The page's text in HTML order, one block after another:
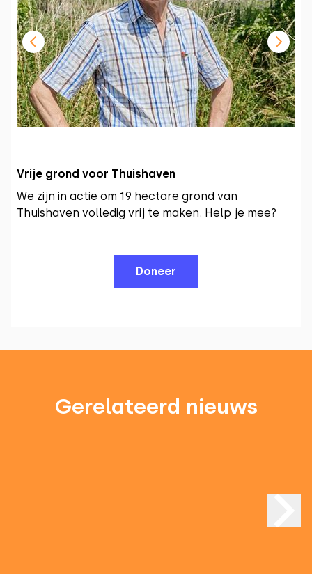
Vrije grond voor Thuishaven
We zijn in actie om 19 hectare grond van
Thuishaven volledig vrij te maken. Help je mee?
Doneer
Gerelateerd nieuws